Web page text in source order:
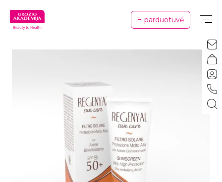
E-parduotuvė